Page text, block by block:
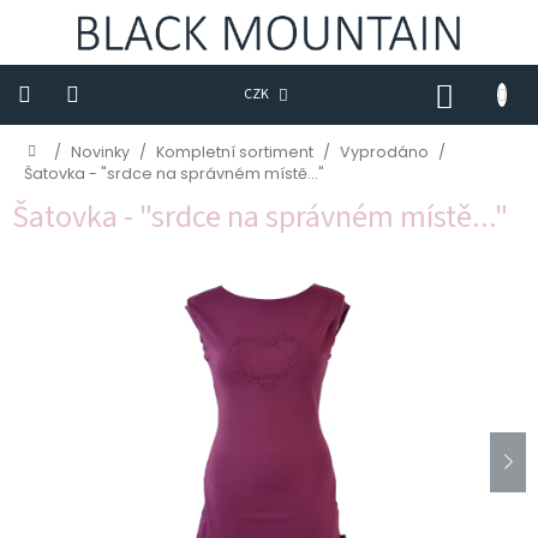
CZK
KOŠÍK
Novinky
BLACK
M
Domů
/ Novinky / Kompletní sortiment / Vyprodáno /
Šatovka - "srdce na správném místě..."
Šatovka - "srdce na správném místě..."